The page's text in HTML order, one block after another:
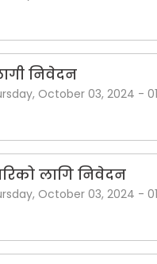
निवेदन
October 03, 2024 -
लागि निवेदन
October 03, 2024 -